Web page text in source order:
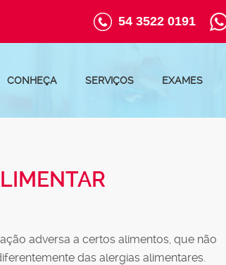
54 3522 0191
CONHEÇA SERVIÇOS EXAMES
adversa a certos alimentos, que não
das alergias alimentares.